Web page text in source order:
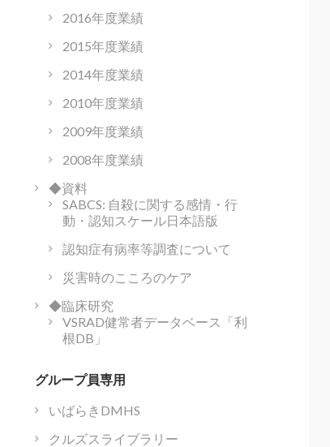
2016年度業績
2015年度業績
2014年度業績
2010年度業績
2009年度業績
2008年度業績
◆資料
SABCS: 自殺に関する感情・行
動・認知スケール日本語版
認知症有病率等調査について
災害時のこころのケア
◆臨床研究
VSRAD健常者データベース「利
根DB」
グループ員専用
いばらきDMHS
クルズスライブラリー